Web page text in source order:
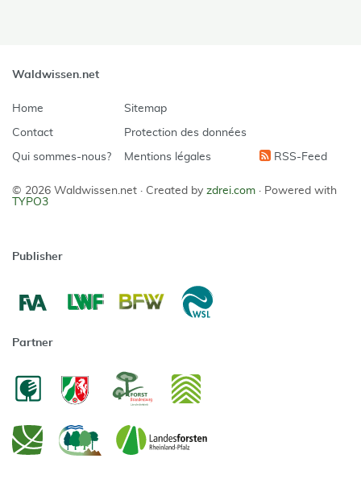
Waldwissen.net
Home
Contact
Qui sommes-nous?
Sitemap
Protection des données
Mentions légales RSS-Feed
© 2026 Waldwissen.net · Created by zdrei.com · Powered with
TYPO3
Publisher
Partner